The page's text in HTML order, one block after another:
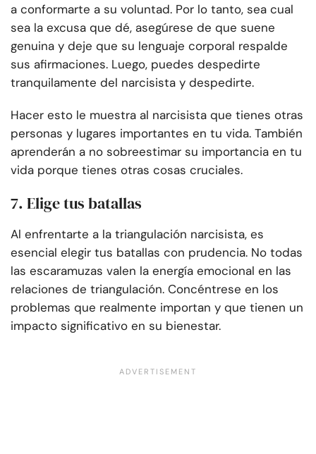
a conformarte a su voluntad. Por lo tanto, sea cual
sea la excusa que dé, asegúrese de que suene
genuina y deje que su lenguaje corporal respalde
sus afirmaciones. Luego, puedes despedirte
tranquilamente del narcisista y despedirte.
Hacer esto le muestra al narcisista que tienes otras
personas y lugares importantes en tu vida. También
aprenderán a no sobreestimar su importancia en tu
vida porque tienes otras cosas cruciales.
7. Elige tus batallas
Al enfrentarte a la triangulación narcisista, es
esencial elegir tus batallas con prudencia. No todas
las escaramuzas valen la energía emocional en las
relaciones de triangulación. Concéntrese en los
problemas que realmente importan y que tienen un
impacto significativo en su bienestar.